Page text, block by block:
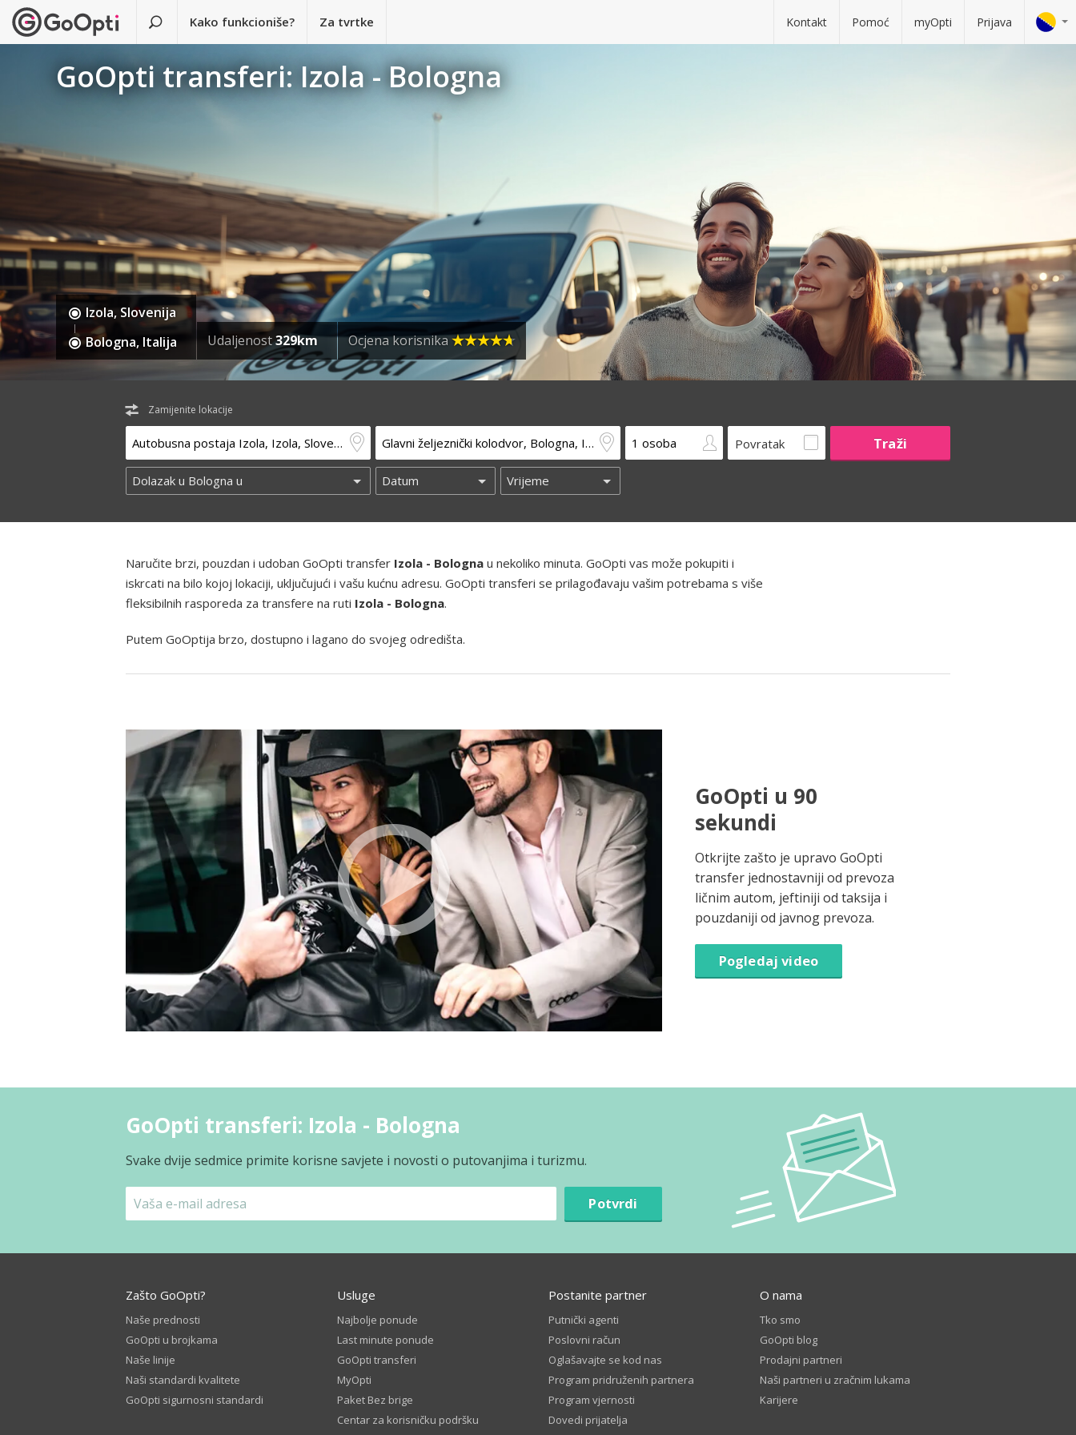
Kako funkcioniše? Za tvrtke Kontakt Pomoć myOpti Prijava
GoOpti transferi: Izola - Bologna
Izola, Slovenija
Bologna, Italija
Udaljenost329km Ocjena korisnika
Zamijenite lokacije
Povratak
Naručite brzi, pouzdan i udoban GoOpti transfer Izola - Bologna u nekoliko minuta. GoOpti vas može pokupiti i
iskrcati na bilo kojoj lokaciji, uključujući i vašu kućnu adresu. GoOpti transferi se prilagođavaju vašim potrebama s više
fleksibilnih rasporeda za transfere na ruti Izola - Bologna.
Putem GoOptija brzo, dostupno i lagano do svojeg odredišta.
GoOpti u 90
sekundi
Otkrijte zašto je upravo GoOpti
transfer jednostavniji od prevoza
ličnim autom, jeftiniji od taksija i
pouzdaniji od javnog prevoza.
Pogledaj video
GoOpti transferi: Izola - Bologna
Svake dvije sedmice primite korisne savjete i novosti o putovanjima i turizmu.
Potvrdi
Zašto GoOpti?
Naše prednosti
GoOpti u brojkama
Naše linije
Naši standardi kvalitete
GoOpti sigurnosni standardi
Usluge
Najbolje ponude
Last minute ponude
GoOpti transferi
MyOpti
Paket Bez brige
Centar za korisničku podršku
Postanite partner
Putnički agenti
Poslovni račun
Oglašavajte se kod nas
Program pridruženih partnera
Program vjernosti
Dovedi prijatelja
O nama
Tko smo
GoOpti blog
Prodajni partneri
Naši partneri u zračnim lukama
Karijere